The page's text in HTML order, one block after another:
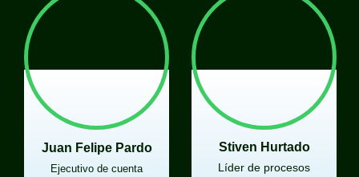
Juan Felipe Pardo
Ejecutivo de cuenta
Stiven Hurtado
Líder de procesos